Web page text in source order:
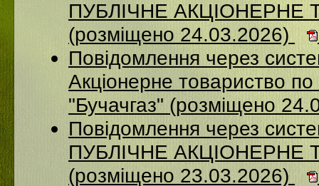
ПУБЛІЧНЕ
(розміщено 24.03.2026)
Повідомлення через
Акціонерне товариство по
"Бучачгаз" (розміщено
Повідомлення через
ПУБЛІЧНЕ АКЦІОНЕРНЕ
(розміщено 23.03.2026)